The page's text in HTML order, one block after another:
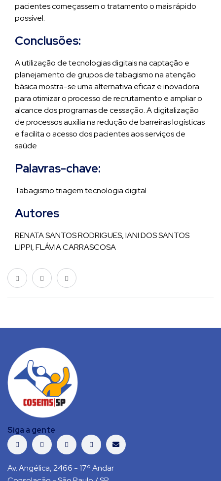
pacientes começassem o tratamento o mais rápido
possível.
Conclusões:
A utilização de tecnologias digitais na captação e
planejamento de grupos de tabagismo na atenção
básica mostra-se uma alternativa eficaz e inovadora
para otimizar o processo de recrutamento e ampliar o
alcance dos programas de cessação. A digitalização
de processos auxilia na redução de barreiras logísticas
e facilita o acesso dos pacientes aos serviços de
saúde
Palavras-chave:
Tabagismo triagem tecnologia digital
Autores
RENATA SANTOS RODRIGUES, IANI DOS SANTOS
LIPPI, FLÁVIA CARRASCOSA
Siga a gente
Av. Angélica, 2466 - 17º Andar